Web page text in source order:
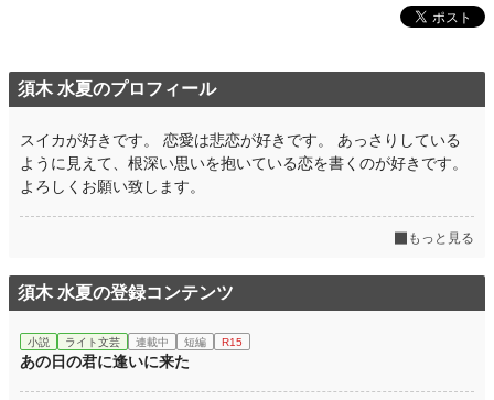
須木 水夏のプロフィール
スイカが好きです。 恋愛は悲恋が好きです。 あっさりしている
ように見えて、根深い思いを抱いている恋を書くのが好きです。
よろしくお願い致します。
もっと見る
須木 水夏の登録コンテンツ
小説 ライト文芸 連載中 短編 R15
あの日の君に逢いに来た